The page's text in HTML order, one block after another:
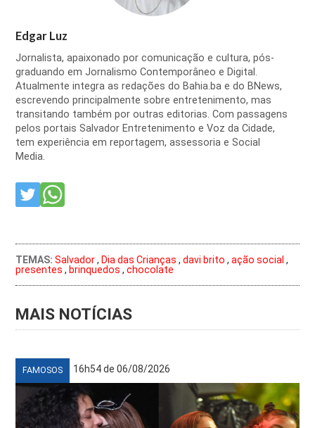
Edgar Luz
Jornalista, apaixonado por comunicação e cultura, pós-
graduando em Jornalismo Contemporâneo e Digital.
Atualmente integra as redações do Bahia.ba e do BNews,
escrevendo principalmente sobre entretenimento, mas
transitando também por outras editorias. Com passagens
pelos portais Salvador Entretenimento e Voz da Cidade,
tem experiência em reportagem, assessoria e Social
Media.
TEMAS: Salvador, Dia das Crianças ,davi brito ,ação social ,
presentes , brinquedos ,chocolate
MAIS NOTÍCIAS
FAMOSOS 16h54 de 06/08/2026